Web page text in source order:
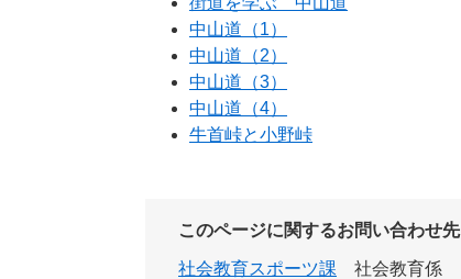
中山道（1）
中山道（2）
中山道（3）
中山道（4）
牛首峠と小野峠
このページに関するお問い合わせ先
社会教育スポーツ課
社会教育係